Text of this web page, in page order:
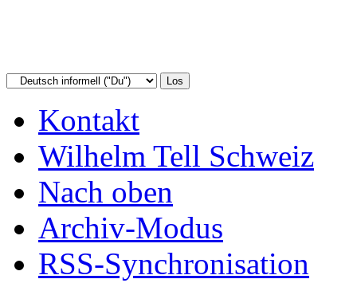
Kontakt
Wilhelm Tell Schweiz
Nach oben
Archiv-Modus
RSS-Synchronisation